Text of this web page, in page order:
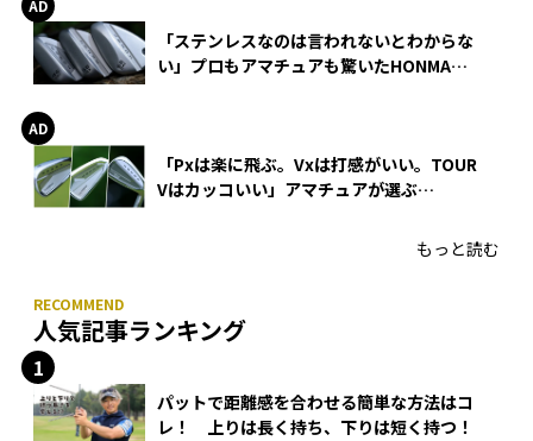
「ステンレスなのは言われないとわからな
い」プロもアマチュアも驚いたHONMA
「Pxは楽に飛ぶ。Vxは打感がいい。TOUR
Vはカッコいい」アマチュアが選ぶ
もっと読む
人気記事ランキング
パットで距離感を合わせる簡単な方法はコ
レ！ 上りは長く持ち、下りは短く持つ！